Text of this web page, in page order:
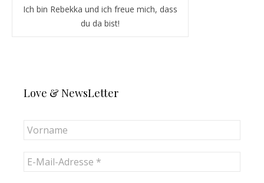
Ich bin Rebekka und ich freue mich, dass
du da bist!
Love & NewsLetter